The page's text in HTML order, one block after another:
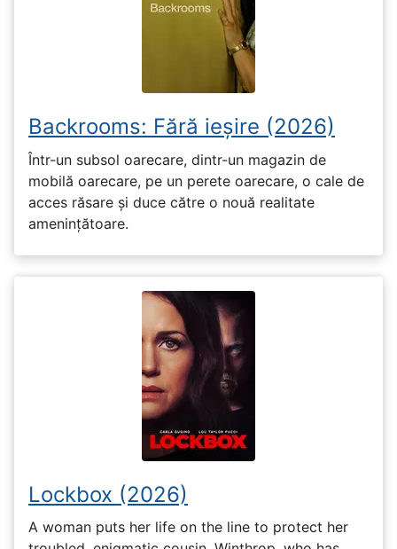
Backrooms: Fără ieșire (2026)
Într-un subsol oarecare, dintr-un magazin de
mobilă oarecare, pe un perete oarecare, o cale de
acces răsare și duce către o nouă realitate
amenințătoare.
Lockbox (2026)
A woman puts her life on the line to protect her